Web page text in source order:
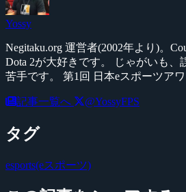
Yossy
Negitaku.org 運営者(2002年より)。
Dota 2が大好きです。 じゃがいも、
苦手です。 第1回 日本eスポーツア
記事一覧へ @YossyFPS
タグ
esports(eスポーツ)